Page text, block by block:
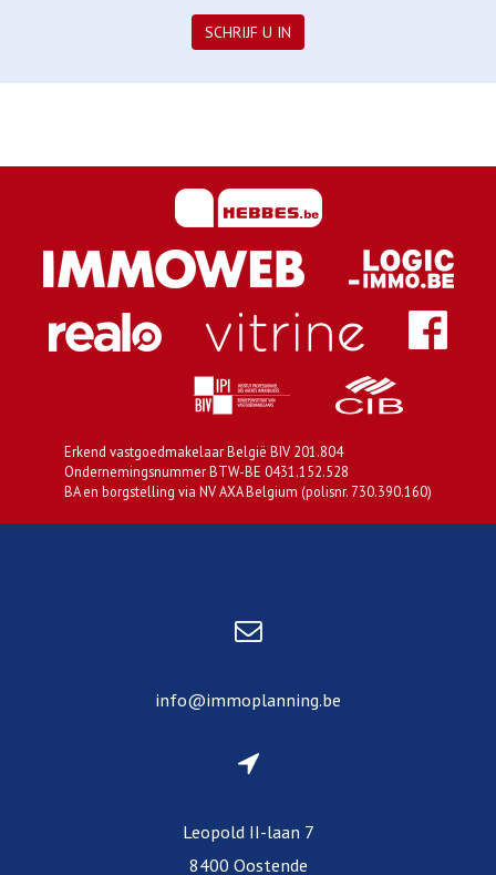
SCHRIJF U IN
Erkend vastgoedmakelaar België BIV 201.804
Ondernemingsnummer BTW-BE 0431.152.528
BA en borgstelling via NV AXA Belgium (polisnr. 730.390.160)
info@immoplanning.be
Leopold II-laan 7
8400 Oostende